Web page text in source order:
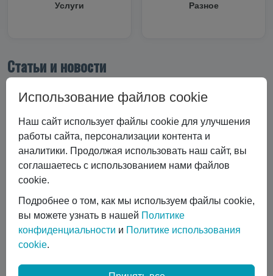
Услуги Разное
Статьи и новости
Все статьи
#Криоцилиндры
#Технические характеристики
#Вертикальные криоцилиндры
#Эксплуатация криоцилиндра
#Экономика и выбор
#Сравнение технологий
#Газовый лазер
#Горизонтальные криоцилиндры
#Ремонт и обслуживание
#коботы
#автоматизация сварки
#Транспортировка жидких газов
#Газовые баллоны
#Вентиль выдачи жидкости
Показать все
Использование файлов cookie
Наш сайт использует файлы cookie для улучшения
работы сайта, персонализации контента и
аналитики. Продолжая использовать наш сайт, вы
соглашаетесь с использованием нами файлов
cookie.
Подробнее о том, как мы используем файлы cookie,
вы можете узнать в нашей Политике
конфиденциальности и Политике использования
cookie.